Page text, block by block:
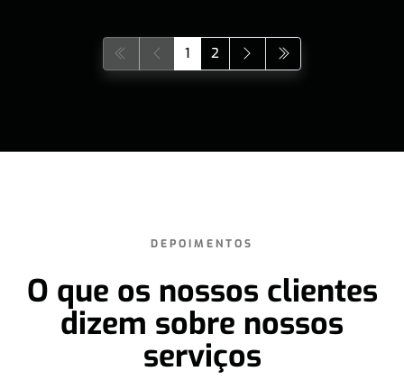
1 2
DEPOIMENTOS
O que os nossos clientes
dizem sobre nossos
serviços